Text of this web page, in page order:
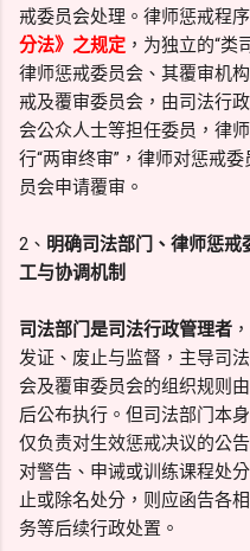
戒委员会处理。律师惩戒程
分法》之规定 ，为独立的“
律师惩戒委员会、其覆审机
戒及覆审委员会，由司法行
会公众人士等担任委员，律
行“两审终审”，律师对惩戒
员会申请覆审。
2、 明确司法部门、律师惩
工与协调机制
司法部门是司法行政管理者
发证、废止与监督，主导司
会及覆审委员会的组织规则
后公布执行。但司法部门本
仅负责对生效惩戒决议的公
对警告、申诫或训练课程处
止或除名处分，则应函告各
务等后续行政处置。